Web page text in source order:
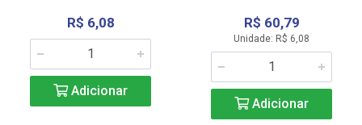
R$ 6,08
Adicionar
R$ 60,79
Unidade: R$ 6,08
Adicionar